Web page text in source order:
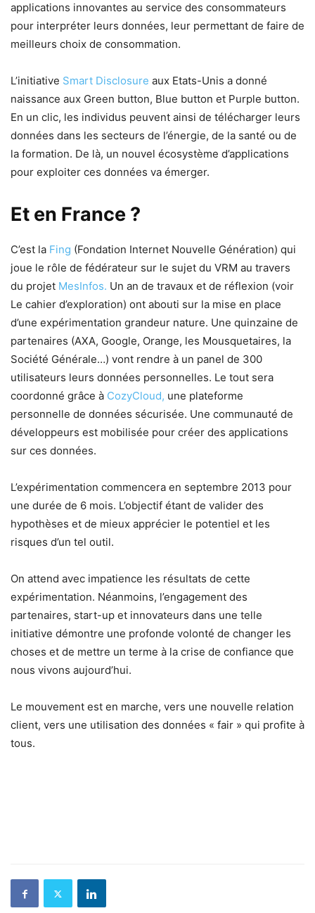
applications innovantes au service des consommateurs
pour interpréter leurs données, leur permettant de faire de
meilleurs choix de consommation.
L’initiative Smart Disclosure aux Etats-Unis a donné
naissance aux Green button, Blue button et Purple button.
En un clic, les individus peuvent ainsi de télécharger leurs
données dans les secteurs de l’énergie, de la santé ou de
la formation. De là, un nouvel écosystème d’applications
pour exploiter ces données va émerger.
Et en France ?
C’est la Fing (Fondation Internet Nouvelle Génération) qui
joue le rôle de fédérateur sur le sujet du VRM au travers
du projet MesInfos. Un an de travaux et de réflexion (voir
Le cahier d’exploration) ont abouti sur la mise en place
d’une expérimentation grandeur nature. Une quinzaine de
partenaires (AXA, Google, Orange, les Mousquetaires, la
Société Générale…) vont rendre à un panel de 300
utilisateurs leurs données personnelles. Le tout sera
coordonné grâce à CozyCloud, une plateforme
personnelle de données sécurisée. Une communauté de
développeurs est mobilisée pour créer des applications
sur ces données.
L’expérimentation commencera en septembre 2013 pour
une durée de 6 mois. L’objectif étant de valider des
hypothèses et de mieux apprécier le potentiel et les
risques d’un tel outil.
On attend avec impatience les résultats de cette
expérimentation. Néanmoins, l’engagement des
partenaires, start-up et innovateurs dans une telle
initiative démontre une profonde volonté de changer les
choses et de mettre un terme à la crise de confiance que
nous vivons aujourd’hui.
Le mouvement est en marche, vers une nouvelle relation
client, vers une utilisation des données « fair » qui profite à
tous.